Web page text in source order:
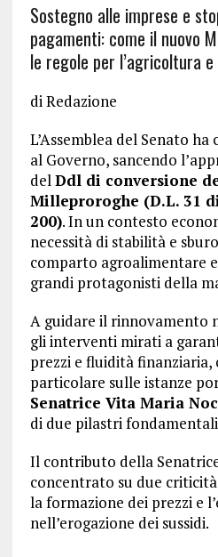
Sostegno alle imprese e
pagamenti: come il nuovo
le regole per l’agricoltura
di Redazione
L’Assemblea del Senato
al Governo, sancendo
delDdl di conversione
Milleproroghe (D.L. 31
200). In un contesto
necessità di stabilità e
comparto agroalimentare
grandi protagonisti della
A guidare il rinnovamento
gli interventi mirati a
prezzi e fluidità finanziaria,
particolare sulle istanze
Senatrice Vita Maria
di due pilastri
Il contributo della
concentrato su due
la formazione dei prezzi e
nell’erogazione dei sussidi.